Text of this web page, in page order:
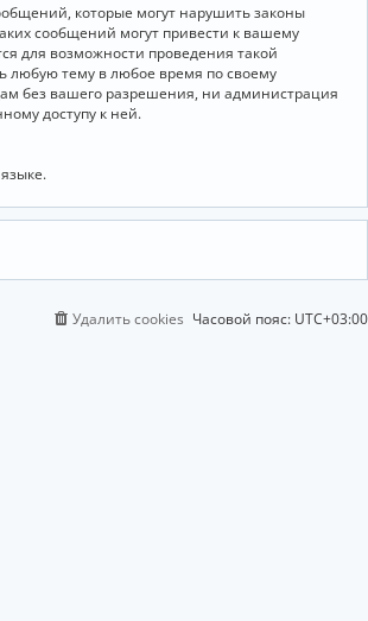
которые могут нарушить законы
сообщений могут привести к вашему
для возможности проведения такой
любую тему в любое время по своему
без вашего разрешения, ни администрация
доступу к ней.
Часовой пояс: UTC+03:00
Удалить cookies